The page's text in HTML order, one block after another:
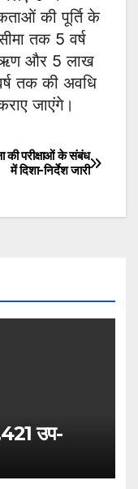
की पूर्ति के
तक 5 वर्ष
ऋण और 5 लाख
तक की अवधि
जाएंगे।
की परीक्षाओं के संबंध
में दिशा-निर्देश जारी
उप-